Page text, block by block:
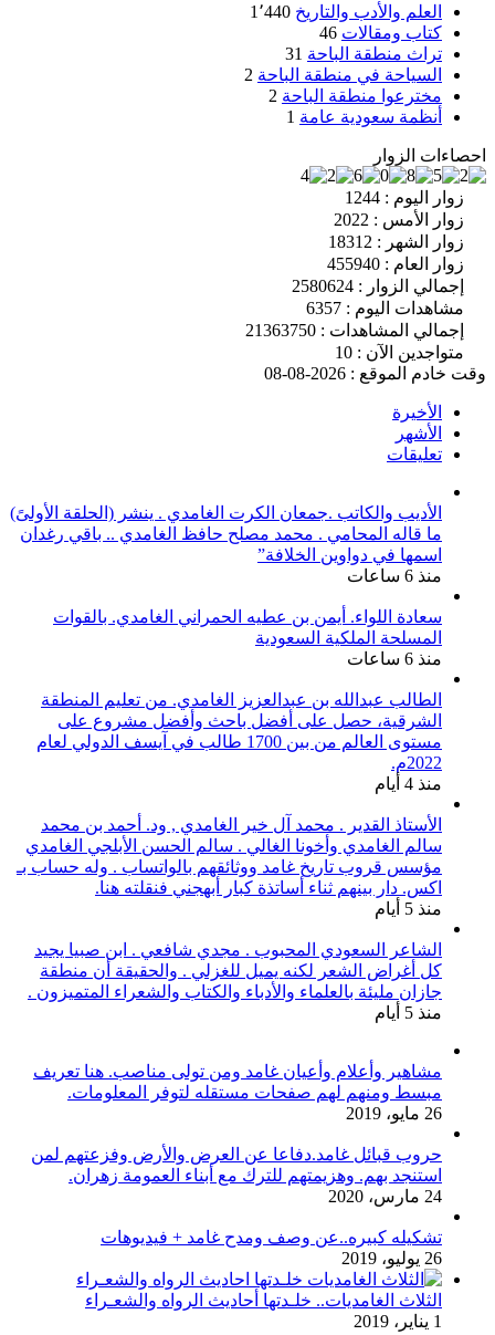
العلم والأدب والتاريخ 1٬440
كتاب ومقالات 46
تراث منطقة الباحة 31
السياحة في منطقة الباحة 2
مخترعوا منطقة الباحة 2
أنظمة سعودية عامة 1
احصاءات الزوار
زوار اليوم : 1244
زوار الأمس : 2022
زوار الشهر : 18312
زوار العام : 455940
إجمالي الزوار : 2580624
مشاهدات اليوم : 6357
إجمالي المشاهدات : 21363750
متواجدين الآن : 10
وقت خادم الموقع : 2026-08-08
الأخيرة
الأشهر
تعليقات
الأديب والكاتب .جمعان الكرت الغامدي . ينشر (الحلقة الأولىً)
ما قاله المحامي . محمد مصلح حافظ الغامدي .. باقي رغدان
اسمها في دواوين الخلافة”
منذ 6 ساعات
سعادة اللواء. أيمن بن عطيه الحمراني الغامدي. بالقوات
المسلحة الملكية السعودية
منذ 6 ساعات
الطالب عبدالله بن عبدالعزيز الغامدي. من تعليم المنطقة
الشرقية، حصل على أفضل باحث وأفضل مشروع على
مستوى العالم من بين 1700 طالب في آيسف الدولي لعام
2022م.
منذ 4 أيام
الأستاذ القدير . محمد آل خير الغامدي , ود. أحمد بن محمد
سالم الغامدي وأخونا الغالي . سالم الحسن الأبلجي الغامدي
مؤسس قروب تاريخ غامد ووثائقهم بالواتساب . وله حساب بـ
اكس. دار بينهم ثناء أساتذة كبار أبهجني فنقلته هنا.
منذ 5 أيام
الشاعر السعودي المحبوب . مجدي شافعي . ابن صبيا يجيد
كل أغراض الشعر لكنه يميل للغزلي . والحقيقة أن منطقة
جازان مليئة بالعلماء والأدباء والكتاب والشعراء المتميزون .
منذ 5 أيام
مشاهير وأعلام وأعيان غامد ومن تولى مناصب. هنا تعريف
مبسط ومنهم لهم صفحات مستقله لتوفر المعلومات.
26 مايو، 2019
حروب قبائل غامد.دفاعا عن العرض والأرض وفزعتهم لمن
استنجد بهم. وهزيمتهم للترك مع أبناء العمومة زهران.
24 مارس، 2020
تشكيله كبيره..عن وصف ومدح غامد + فيديوهات
26 يوليو، 2019
الثلاث الغامديات.. خلـدتها أحاديث الرواه والشعـراء
1 يناير، 2019